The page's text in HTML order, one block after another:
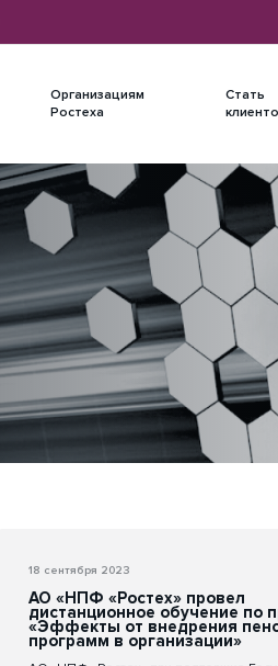
Организациям
Ростеха
Стать
18 сентября 2023
АО «НПФ «Ростех» провел
дистанционное обучение по
«Эффекты от внедрения
программ в организации»